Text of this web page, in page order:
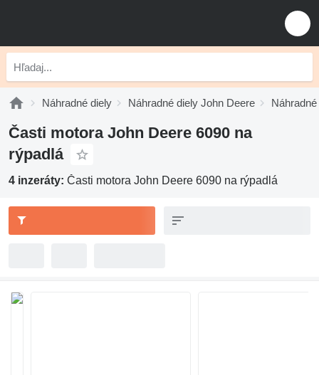
Náhradné diely Náhradné diely John Deere
Časti motora John Deere 6090 na
rýpadlá
4 inzeráty: Časti motora John Deere 6090 na rýpadlá